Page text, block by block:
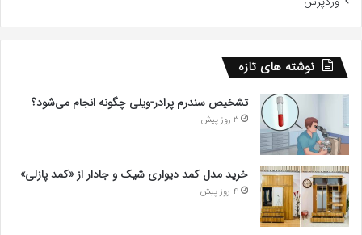
نوشته های تازه
تشخیص سندرم پرادر-ویلی چگونه انجام می‌شود؟
3 روز پیش
خرید مدل کمد دیواری شیک و جادار از «کمد پازلی»
4 روز پیش